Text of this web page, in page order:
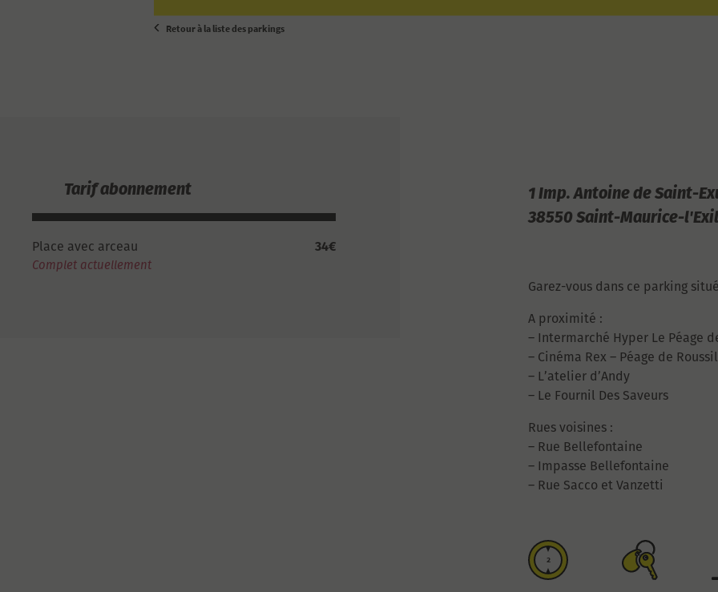
Retour à la liste des parkings
Tarif abonnement
Place avec arceau 34€
Complet actuellement
1 Imp. Antoine de Saint-
38550 Saint-Maurice-
Garez-vous dans ce parking
A proximité :
– Intermarché Hyper Le Péage
– Cinéma Rex – Péage de
– L’atelier d’Andy
– Le Fournil Des Saveurs
Rues voisines :
– Rue Bellefontaine
– Impasse Bellefontaine
– Rue Sacco et Vanzetti
2